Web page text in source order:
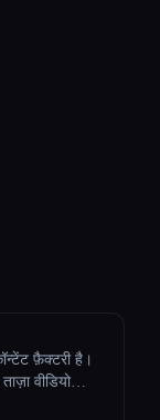
फ़ैक्टरी है।
वीडियो